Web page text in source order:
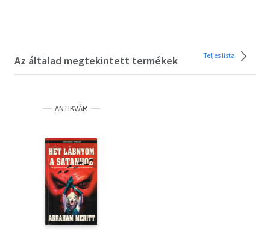
Az általad megtekintett termékek Teljes lista
ANTIKVÁR